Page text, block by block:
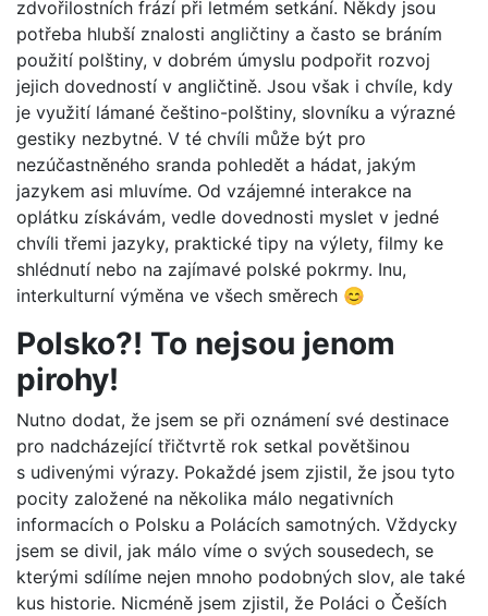
zdvořilostních frází při letmém setkání. Někdy jsou
potřeba hlubší znalosti angličtiny a často se bráním
použití polštiny, v dobrém úmyslu podpořit rozvoj
jejich dovedností v angličtině. Jsou však i chvíle, kdy
je využití lámané češtino-polštiny, slovníku a výrazné
gestiky nezbytné. V té chvíli může být pro
nezúčastněného sranda pohledět a hádat, jakým
jazykem asi mluvíme. Od vzájemné interakce na
oplátku získávám, vedle dovednosti myslet v jedné
chvíli třemi jazyky, praktické tipy na výlety, filmy ke
shlédnutí nebo na zajímavé polské pokrmy. Inu,
interkulturní výměna ve všech směrech 😊
Polsko?! To nejsou jenom
pirohy!
Nutno dodat, že jsem se při oznámení své destinace
pro nadcházející třičtvrtě rok setkal povětšinou
s udivenými výrazy. Pokaždé jsem zjistil, že jsou tyto
pocity založené na několika málo negativních
informacích o Polsku a Polácích samotných. Vždycky
jsem se divil, jak málo víme o svých sousedech, se
kterými sdílíme nejen mnoho podobných slov, ale také
kus historie. Nicméně jsem zjistil, že Poláci o Češích